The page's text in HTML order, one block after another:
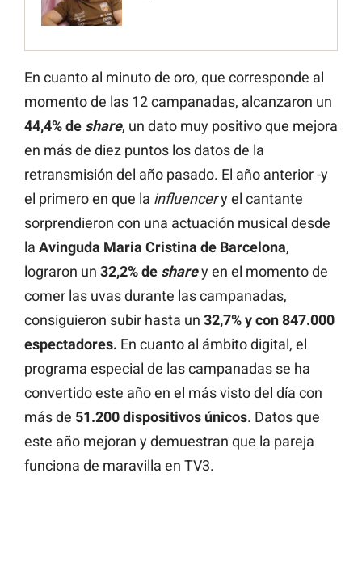
En cuanto al minuto de oro, que corresponde al
momento de las 12 campanadas, alcanzaron un
44,4% de share, un dato muy positivo que mejora
en más de diez puntos los datos de la
retransmisión del año pasado. El año anterior -y
el primero en que la influencery el cantante
sorprendieron con una actuación musical desde
la Avinguda Maria Cristina de Barcelona,
lograron un 32,2% de sharey en el momento de
comer las uvas durante las campanadas,
consiguieron subir hasta un 32,7% y con 847.000
espectadores. En cuanto al ámbito digital, el
programa especial de las campanadas se ha
convertido este año en el más visto del día con
más de 51.200 dispositivos únicos. Datos que
este año mejoran y demuestran que la pareja
funciona de maravilla en TV3.